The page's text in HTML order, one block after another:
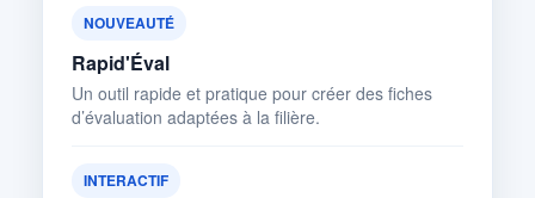
NOUVEAUTÉ
Rapid'Éval
Un outil rapide et pratique pour créer des fiches
d’évaluation adaptées à la filière.
INTERACTIF